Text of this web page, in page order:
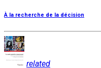
À la recherche de la décision
related